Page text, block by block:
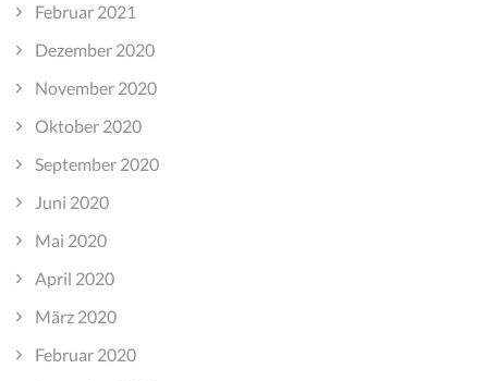
Februar 2021
Dezember 2020
November 2020
Oktober 2020
September 2020
Juni 2020
Mai 2020
April 2020
März 2020
Februar 2020